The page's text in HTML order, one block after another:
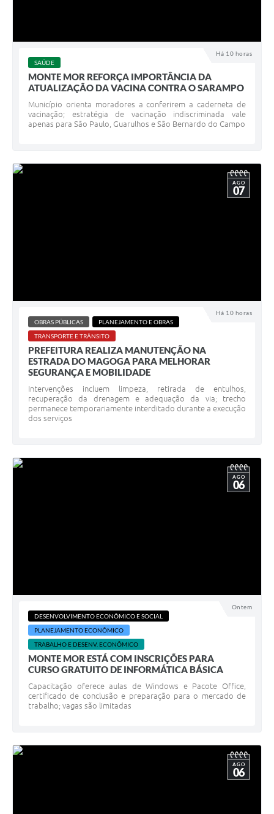
Há 10 horas
SAÚDE
MONTE MOR REFORÇA IMPORTÂNCIA DA
ATUALIZAÇÃO DA VACINA CONTRA O SARAMPO
Município orienta moradores a conferirem a caderneta de
vacinação; estratégia de vacinação indiscriminada vale
apenas para São Paulo, Guarulhos e São Bernardo do Campo
Há 10 horas
AGO
07
OBRAS PÚBLICAS
PLANEJAMENTO E OBRAS
TRANSPORTE E TRÂNSITO
PREFEITURA REALIZA MANUTENÇÃO NA
ESTRADA DO MAGOGA PARA MELHORAR
SEGURANÇA E MOBILIDADE
Intervenções incluem limpeza, retirada de entulhos,
recuperação da drenagem e adequação da via; trecho
permanece temporariamente interditado durante a execução
dos serviços
Ontem
AGO
06
DESENVOLVIMENTO ECONÔMICO E SOCIAL
PLANEJAMENTO ECONÔMICO
TRABALHO E DESENV. ECONÔMICO
MONTE MOR ESTÁ COM INSCRIÇÕES PARA
CURSO GRATUITO DE INFORMÁTICA BÁSICA
Capacitação oferece aulas de Windows e Pacote Office,
certificado de conclusão e preparação para o mercado de
trabalho; vagas são limitadas
AGO
06